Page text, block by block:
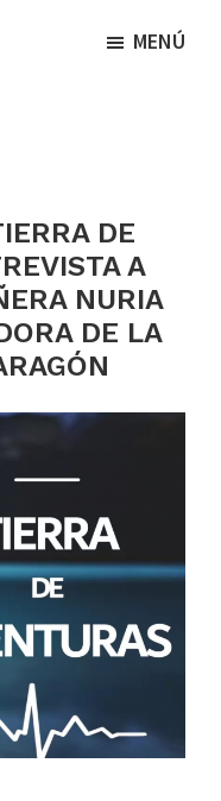
MENÚ
DE
A
NURIA
DE LA